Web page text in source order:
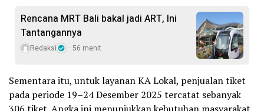
Rencana MRT Bali bakal jadi ART, Ini
Tantangannya
Redaksi 56 menit
Sementara itu, untuk layanan KA Lokal, penjualan tiket
pada periode 19–24 Desember 2025 tercatat sebanyak